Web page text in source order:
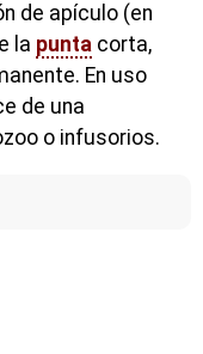
de apículo (en
la punta corta,
En uso
de una
o infusorios.